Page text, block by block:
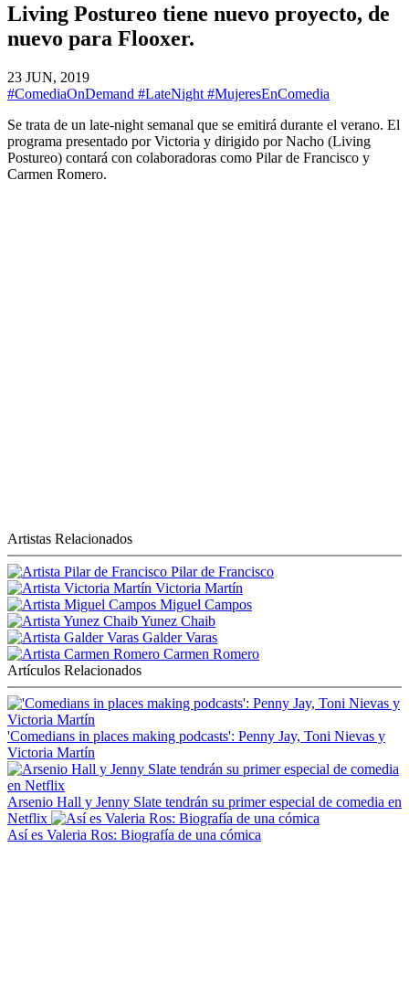
Living Postureo tiene nuevo proyecto, de
nuevo para Flooxer.
23 JUN, 2019
#ComediaOnDemand #LateNight #MujeresEnComedia
Se trata de un late-night semanal que se emitirá durante el verano. El
programa presentado por Victoria y dirigido por Nacho (Living
Postureo) contará con colaboradoras como Pilar de Francisco y
Carmen Romero.
Artistas Relacionados
Pilar de Francisco
Victoria Martín
Miguel Campos
Yunez Chaib
Galder Varas
Carmen Romero
Artículos Relacionados
'Comedians in places making podcasts': Penny Jay, Toni Nievas y
Victoria Martín
Arsenio Hall y Jenny Slate tendrán su primer especial de comedia en
Netflix
Así es Valeria Ros: Biografía de una cómica